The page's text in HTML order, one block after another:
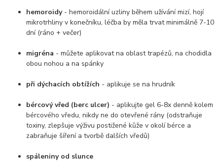
hemoroidy- hemoroidální uzliny během užívání mizí, hojí
mikrotrhliny v konečníku, léčba by měla trvat minimálně 7-10
dní (ráno + večer)
migréna - můžete aplikovat na oblast trapézů, na chodidla
obou nohou a na spánky
při dýchacích obtížích - aplikuje se na hrudník
bércový vřed (berc ulcer) - aplikujte gel 6-8x denně kolem
bércového vředu, nikdy ne do otevřené rány (odstraňuje
toxiny, zlepšuje výživu postižené kůže v okolí bérce a
zabraňuje šíření a tvorbě dalších vředů)
spáleniny od slunce